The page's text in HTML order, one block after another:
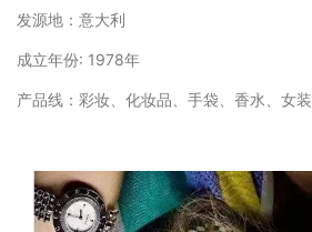
发源地：意大利
成立年份: 1978年
产品线：彩妆、化妆品、手袋、香水、女装